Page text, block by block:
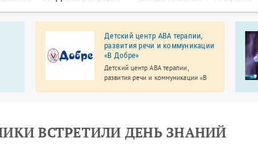
Детский центр АВА терапии,
развития речи и коммуникации
«В Добре»
Детский центр АВА терапии,
развития речи и коммуникации «В
ВСТРЕТИЛИ ДЕНЬ ЗНАНИЙ